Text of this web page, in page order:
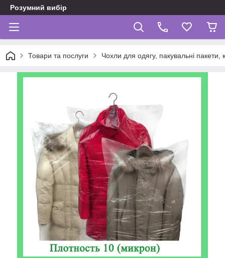
Розумний вибір
Товари та послуги Чохли для одягу, пакувальні пакети,